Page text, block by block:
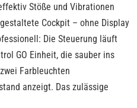
Stöße und Vibrationen
Cockpit – ohne Display
Die Steuerung läuft
GO Einheit, die sauber ins
Farbleuchten
anzeigt. Das zulässige